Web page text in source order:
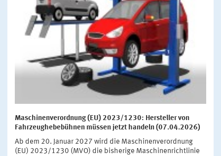
Maschinenverordnung (EU) 2023/1230: Hersteller von
Fahrzeughebebühnen müssen jetzt handeln (07.04.2026)
Ab dem 20. Januar 2027 wird die Maschinenverordnung
(EU) 2023/1230 (MVO) die bisherige Maschinenrichtlinie